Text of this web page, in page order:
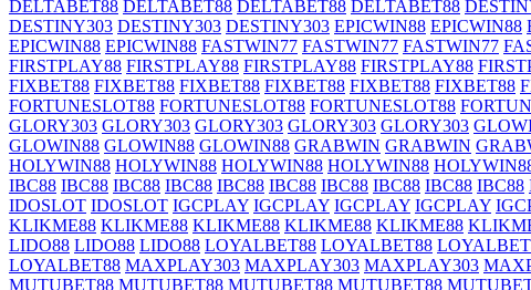
DELTABET88 DELTABET88 DELTABET88 DELTABET88
DESTINY303 DESTINY303 DESTINY303 EPICWIN88 EPICWIN88
EPICWIN88 EPICWIN88 FASTWIN77 FASTWIN77 FASTWIN77
FIRSTPLAY88 FIRSTPLAY88 FIRSTPLAY88 FIRSTPLAY88
FIXBET88 FIXBET88 FIXBET88 FIXBET88 FIXBET88 FIXBET88
FORTUNESLOT88 FORTUNESLOT88 FORTUNESLOT88
GLORY303 GLORY303 GLORY303 GLORY303 GLORY303
GLOWIN88 GLOWIN88 GLOWIN88 GRABWIN GRABWIN
HOLYWIN88 HOLYWIN88 HOLYWIN88 HOLYWIN88
IBC88 IBC88 IBC88 IBC88 IBC88 IBC88 IBC88 IBC88 IBC88 IBC88
IDOSLOT IDOSLOT IGCPLAY IGCPLAY IGCPLAY IGCPLAY
KLIKME88 KLIKME88 KLIKME88 KLIKME88 KLIKME88
LIDO88 LIDO88 LIDO88 LOYALBET88 LOYALBET88
LOYALBET88 MAXPLAY303 MAXPLAY303 MAXPLAY303
MUTUBET88 MUTUBET88 MUTUBET88 MUTUBET88